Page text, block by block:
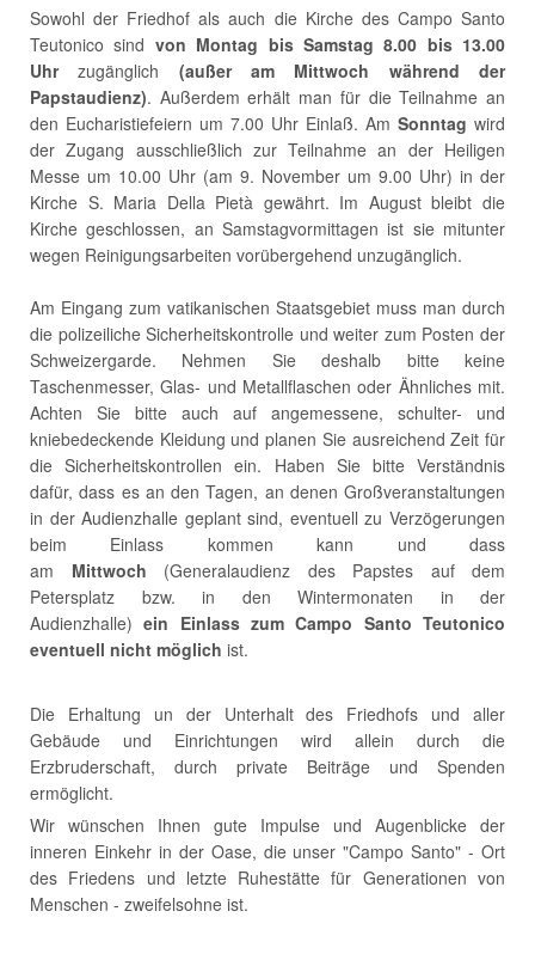
Sowohl der Friedhof als auch die Kirche des Campo Santo
Teutonico sind von Montag bis Samstag 8.00 bis 13.00
Uhrzugänglich (außer am Mittwoch während der
Papstaudienz). Außerdem erhält man für die Teilnahme an
den Eucharistiefeiern um 7.00 Uhr Einlaß. Am Sonntag wird
der Zugang ausschließlich zur Teilnahme an der Heiligen
Messe um 10.00 Uhr (am 9. November um 9.00 Uhr) in der
Kirche S. Maria Della Pietà gewährt. Im August bleibt die
Kirche geschlossen, an Samstagvormittagen ist sie mitunter
wegen Reinigungsarbeiten vorübergehend unzugänglich.
Am Eingang zum vatikanischen Staatsgebiet muss man durch
die polizeiliche Sicherheitskontrolle und weiter zum Posten der
Schweizergarde. Nehmen Sie deshalb bitte keine
Taschenmesser, Glas- und Metallflaschen oder Ähnliches mit.
Achten Sie bitte auch auf angemessene, schulter- und
kniebedeckende Kleidung und planen Sie ausreichend Zeit für
die Sicherheitskontrollen ein. Haben Sie bitte Verständnis
dafür, dass es an den Tagen, an denen Großveranstaltungen
in der Audienzhalle geplant sind, eventuell zu Verzögerungen
beim Einlass kommen kann und dass
am Mittwoch (Generalaudienz des Papstes auf dem
Petersplatz bzw. in den Wintermonaten in der
Audienzhalle)ein Einlass zum Campo Santo Teutonico
eventuell nicht möglich ist.
Die Erhaltung un der Unterhalt des Friedhofs und aller
Gebäude und Einrichtungen wird allein durch die
Erzbruderschaft, durch private Beiträge und Spenden
ermöglicht.
Wir wünschen Ihnen gute Impulse und Augenblicke der
inneren Einkehr in der Oase, die unser "Campo Santo" - Ort
des Friedens und letzte Ruhestätte für Generationen von
Menschen - zweifelsohne ist.